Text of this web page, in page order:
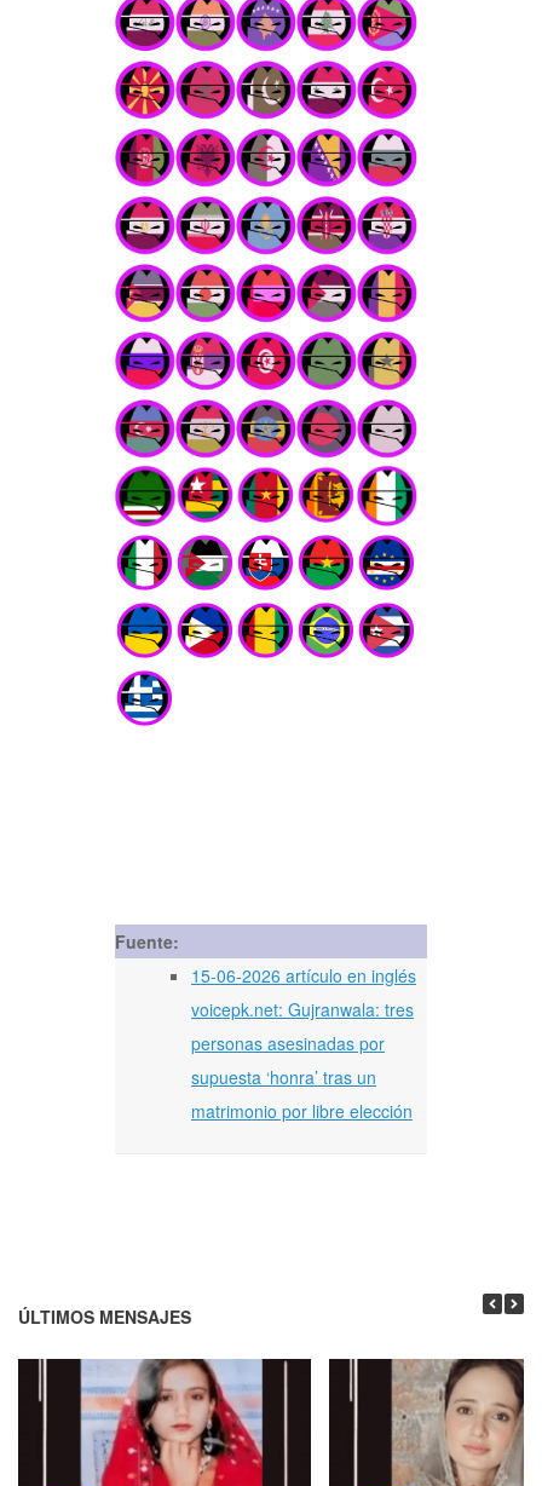
Fuente:
15-06-2026 artículo en inglés
voicepk.net: Gujranwala: tres
personas asesinadas por
supuesta ‘honra’ tras un
matrimonio por libre elección
ÚLTIMOS MENSAJES